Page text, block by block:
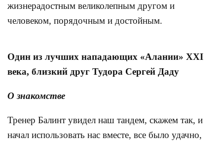
жизнерадостным великолепным другом и
человеком, порядочным и достойным.
Один из лучших нападающих «Алании» XXI
века, близкий друг Тудора Сергей Даду
О знакомстве
Тренер Балинт увидел наш тандем, скажем так, и
начал использовать нас вместе, все было удачно,